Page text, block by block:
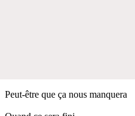
Peut-être que ça nous manquera